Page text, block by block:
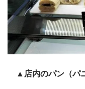
▲店内のパン（パ